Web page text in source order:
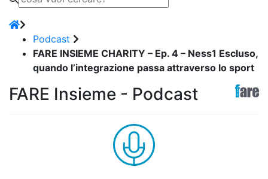
Podcast
FARE INSIEME CHARITY – Ep. 4 – Ness1 Escluso,
quando l’integrazione passa attraverso lo sport
FARE Insieme - Podcast